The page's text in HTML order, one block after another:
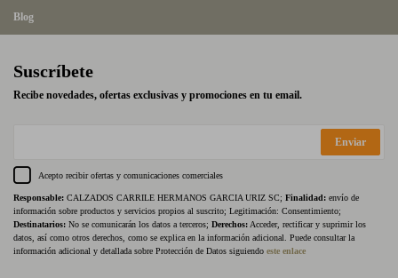
Blog
Suscríbete
Recibe novedades, ofertas exclusivas y promociones en tu email.
Enviar
Acepto recibir ofertas y comunicaciones comerciales
Responsable: CALZADOS CARRILE HERMANOS GARCIA URIZ SC; Finalidad: envío de
información sobre productos y servicios propios al suscrito; Legitimación: Consentimiento;
Destinatarios: No se comunicarán los datos a terceros; Derechos: Acceder, rectificar y suprimir los
datos, así como otros derechos, como se explica en la información adicional. Puede consultar la
información adicional y detallada sobre Protección de Datos siguiendo este enlace